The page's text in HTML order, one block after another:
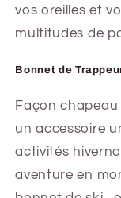
vos oreilles et
multitudes de
Bonnet de
Façon
un accessoire
activités
aventure en